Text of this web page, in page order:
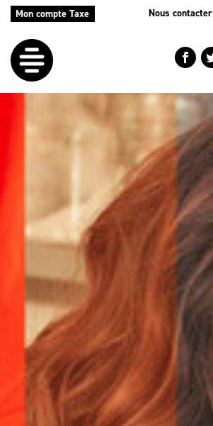
Mon compte Taxe Nous contacter
LEDÉFI
NOS
AIDES
NOSACTIONS
LEBLOG
RÉPERTOIRES